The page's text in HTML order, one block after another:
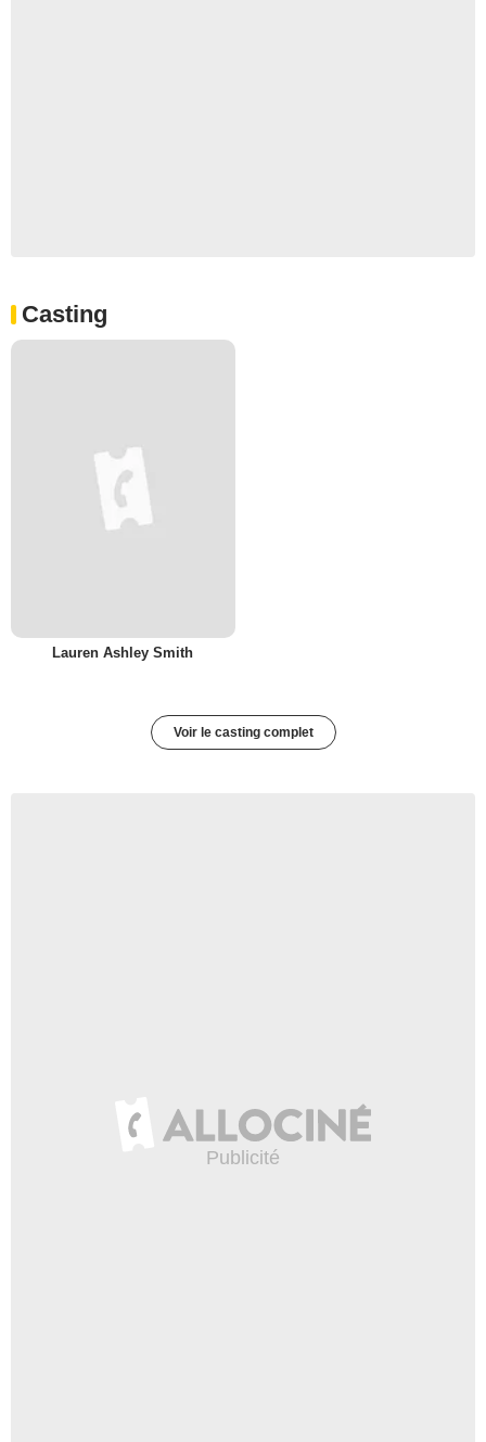
Casting
Lauren Ashley Smith
Voir le casting complet